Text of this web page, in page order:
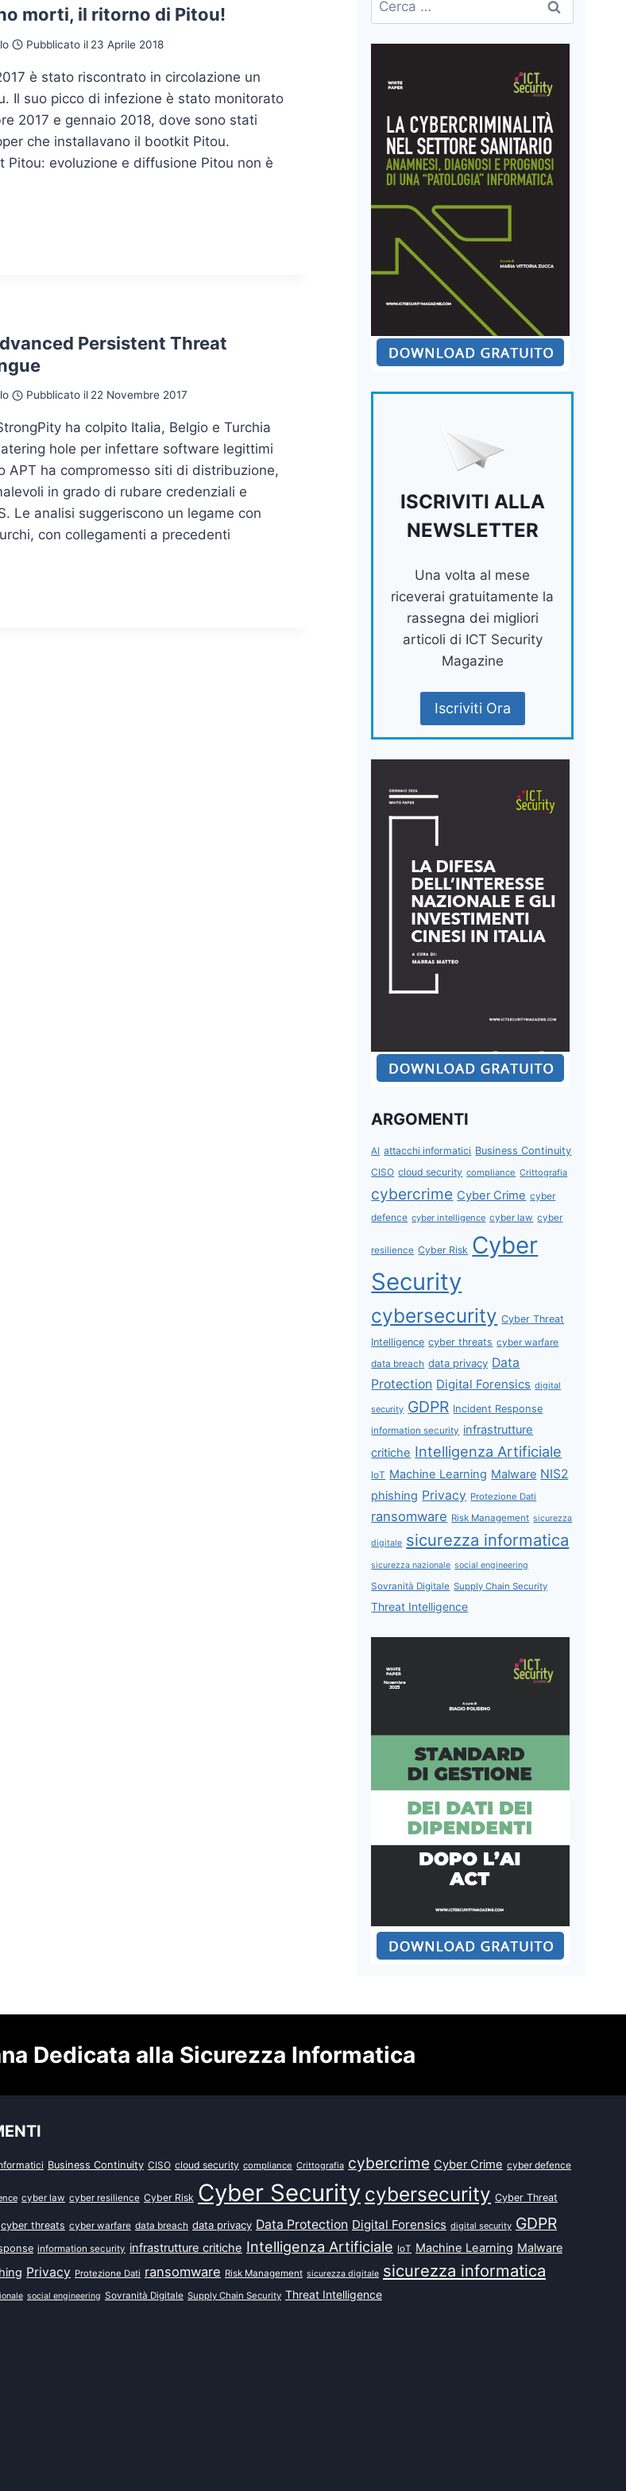
morti, il ritorno di Pitou!
Pubblicato il 23 Aprile 2018
è stato riscontrato in circolazione un
Il suo picco di infezione è stato monitorato
2017 e gennaio 2018, dove sono stati
che installavano il bootkit Pitou.
Pitou: evoluzione e diffusione Pitou non è
Persistent Threat
Pubblicato il 22 Novembre 2017
ha colpito Italia, Belgio e Turchia
hole per infettare software legittimi
APT ha compromesso siti di distribuzione,
in grado di rubare credenziali e
Le analisi suggeriscono un legame con
con collegamenti a precedenti
per:
ISCRIVITI ALLA
NEWSLETTER
Una volta al mese
riceverai gratuitamente la
rassegna dei migliori
articoli di ICT Security
Magazine
Iscriviti Ora
ARGOMENTI
AI attacchi informatici Business Continuity
CISO cloud security compliance Crittografia
cybercrime Cyber Crime cyber
defence cyber intelligence cyber law cyber
resilience Cyber Risk Cyber
Security
cybersecurity Cyber Threat
Intelligence cyber threats cyber warfare
data breach data privacy Data
Protection Digital Forensics digital
security GDPR Incident Response
information security infrastrutture
critiche Intelligenza Artificiale
IoT Machine Learning Malware NIS2
phishing Privacy Protezione Dati
ransomware Risk Management sicurezza
digitale sicurezza informatica
sicurezza nazionale social engineering
Sovranità Digitale Supply Chain Security
Threat Intelligence
Dedicata alla Sicurezza Informatica
Business Continuity CISO cloud security compliance Crittografia cybercrime Cyber Crime cyber defence
cyber law cyber resilience Cyber Risk Cyber Security cybersecurity Cyber Threat
cyber threats cyber warfare data breach data privacy Data Protection Digital Forensics digital security GDPR
information security infrastrutture critiche Intelligenza Artificiale IoT Machine Learning Malware
Privacy Protezione Dati ransomware Risk Management sicurezza digitale sicurezza informatica
social engineering Sovranità Digitale Supply Chain Security Threat Intelligence